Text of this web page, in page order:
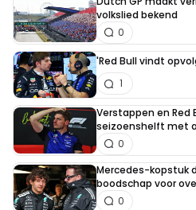
volkslied bekend
0
'Red Bull vindt
1
Verstappen en Red
seizoenshelft met
0
Mercedes-kopstuk
boodschap voor
0